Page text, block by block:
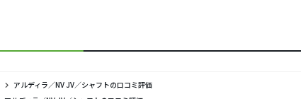
アルディラ／NV JV／シャフトの口コミ評価